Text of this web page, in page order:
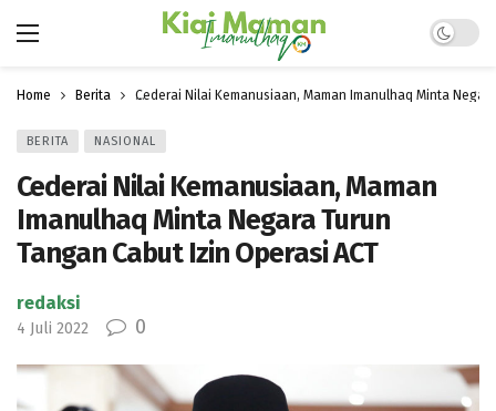
Dark
Home Berita Cederai Nilai Kemanusiaan, Maman Imanulhaq Minta
BERITA NASIONAL
Cederai Nilai Kemanusiaan, Maman
Imanulhaq Minta Negara Turun
Tangan Cabut Izin Operasi ACT
redaksi
4 Juli 2022 0